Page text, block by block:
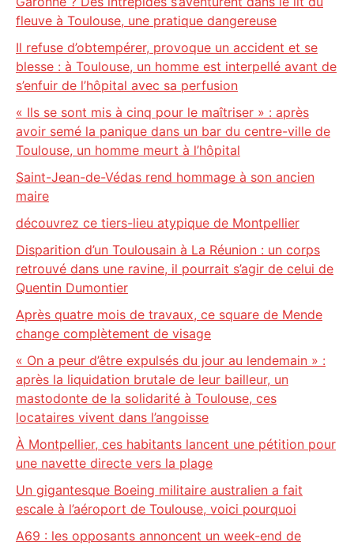
fleuve à Toulouse, une pratique dangereuse
Il refuse d’obtempérer, provoque un accident et se
blesse : à Toulouse, un homme est interpellé avant de
s’enfuir de l’hôpital avec sa perfusion
« Ils se sont mis à cinq pour le maîtriser » : après
avoir semé la panique dans un bar du centre-ville de
Toulouse, un homme meurt à l’hôpital
Saint-Jean-de-Védas rend hommage à son ancien
maire
découvrez ce tiers-lieu atypique de Montpellier
Disparition d’un Toulousain à La Réunion : un corps
retrouvé dans une ravine, il pourrait s’agir de celui de
Quentin Dumontier
Après quatre mois de travaux, ce square de Mende
change complètement de visage
« On a peur d’être expulsés du jour au lendemain » :
après la liquidation brutale de leur bailleur, un
mastodonte de la solidarité à Toulouse, ces
locataires vivent dans l’angoisse
À Montpellier, ces habitants lancent une pétition pour
une navette directe vers la plage
Un gigantesque Boeing militaire australien a fait
escale à l’aéroport de Toulouse, voici pourquoi
A69 : les opposants annoncent un week-end de